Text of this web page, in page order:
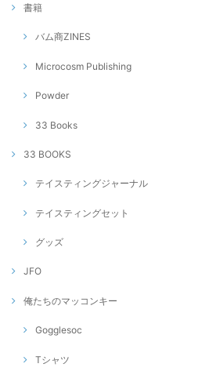
書籍
バム商ZINES
Microcosm Publishing
Powder
33 Books
33 BOOKS
テイスティングジャーナル
テイスティングセット
グッズ
JFO
俺たちのマッコンキー
Gogglesoc
Tシャツ